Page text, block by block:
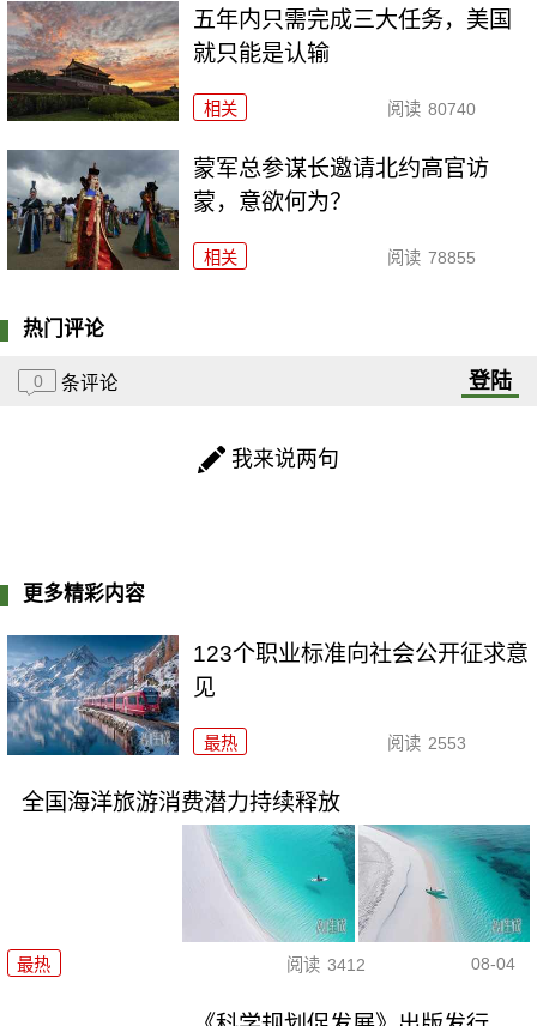
五年内只需完成三大任务，美国
就只能是认输
相关 阅读 80740
​蒙军总参谋长邀请北约高官访
蒙，意欲何为？
相关 阅读 78855
热门评论
0 条评论 登陆
我来说两句
更多精彩内容
123个职业标准向社会公开征求意
见
最热 阅读 2553
全国海洋旅游消费潜力持续释放
最热 阅读 3412 08-04